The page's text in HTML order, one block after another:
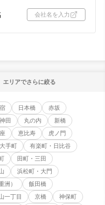
会社名を入力
エリアでさらに絞る
日本橋
赤坂
神田 丸の内
新橋
恵比寿
虎ノ門
大手町
有楽町・日比谷
田町・三田
浜松町・大門
洲）
飯田橋
一丁目
京橋
神保町